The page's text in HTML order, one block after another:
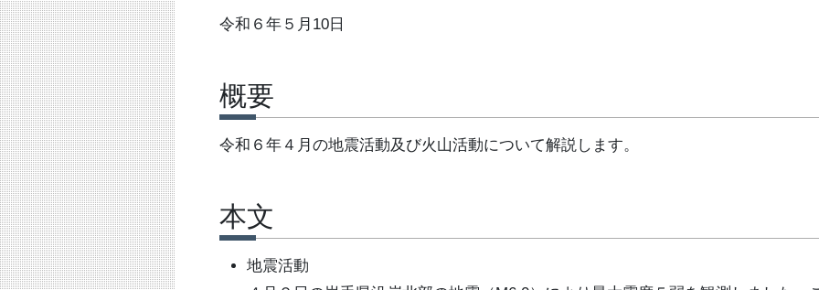
令和６年５月10日
概要
令和６年４月の地震活動及び火山活動について解説します。
本文
地震活動